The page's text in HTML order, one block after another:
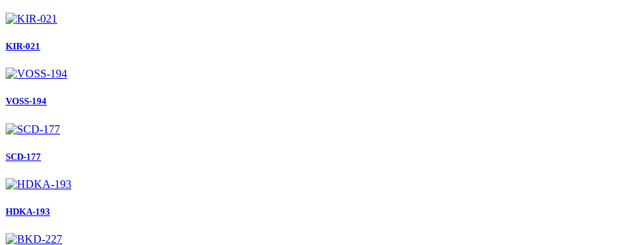
KIR-021
VOSS-194
SCD-177
HDKA-193